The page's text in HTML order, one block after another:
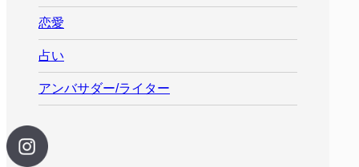
恋愛
占い
アンバサダー/ライター